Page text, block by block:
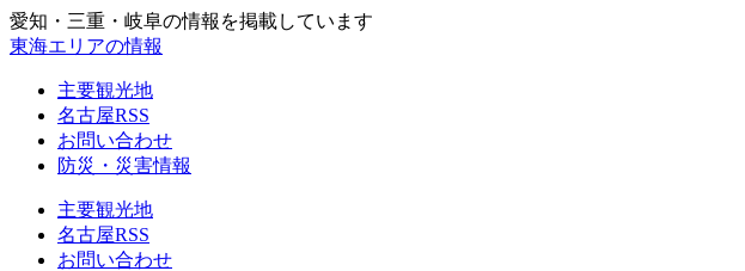
愛知・三重・岐阜の情報を掲載しています
東海エリアの情報
主要観光地
名古屋RSS
お問い合わせ
防災・災害情報
主要観光地
名古屋RSS
お問い合わせ